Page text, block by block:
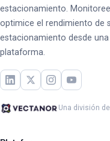
estacionamiento.
optimice el rendimiento de
estacionamiento desde
plataforma.
Una división